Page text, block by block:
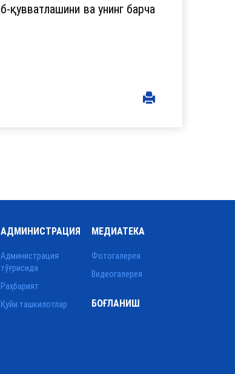
қувватлашини ва унинг барча
АДМИНИСТРАЦИЯ
Администрация
тўғрисида
Раҳбарият
Қуйи ташкилотлар
МЕДИАТЕКА
Фотогалерея
Видеогалерея
БОҒЛАНИШ